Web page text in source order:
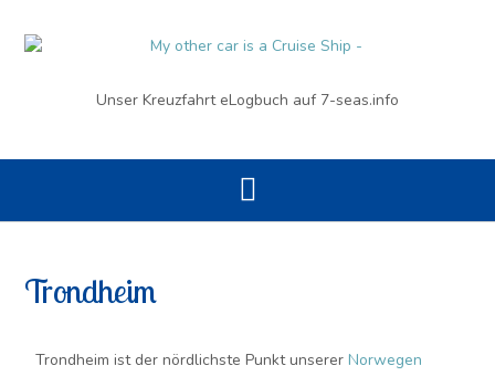
Unser Kreuzfahrt eLogbuch auf 7-seas.info
Trondheim
Trondheim ist der nördlichste Punkt unserer Norwegen